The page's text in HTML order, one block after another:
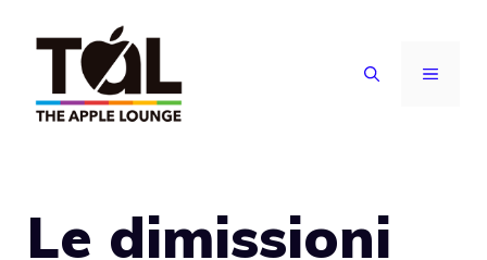
contenuto
MENU
Le dimissioni